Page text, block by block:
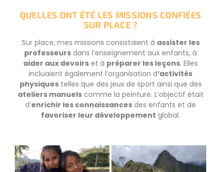
QUELLES ONT ÉTÉ LES MISSIONS CONFIÉES
SUR PLACE ?
Sur place, mes missions consistaient à assister les
professeurs dans l’enseignement aux enfants, à
aider aux devoirs et à préparer les leçons. Elles
incluaient également l’organisation d‘activités
physiquestelles que des jeux de sport ainsi que des
ateliers manuelscomme la peinture. L’objectif était
d’enrichir les connaissances des enfants et de
favoriser leur développement global.